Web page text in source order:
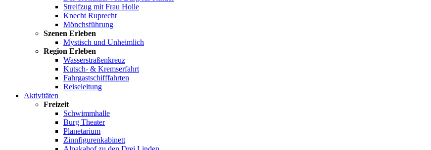
Streifzug mit Frau Holle
Knecht Ruprecht
Mönchsführung
Szenen Erleben
Mystisch und Unheimlich
Region Erleben
Wasserstraßenkreuz
Kutsch- & Kremserfahrt
Fahrgastschifffahrten
Reiseleitung
Aktivitäten
Freizeit
Schwimmhalle
Burg Theater
Planetarium
Zinnfigurenkabinett